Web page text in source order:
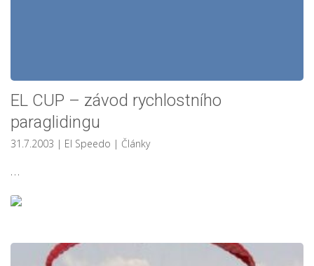
EL CUP – závod rychlostního
paraglidingu
31.7.2003 | El Speedo | Články
…